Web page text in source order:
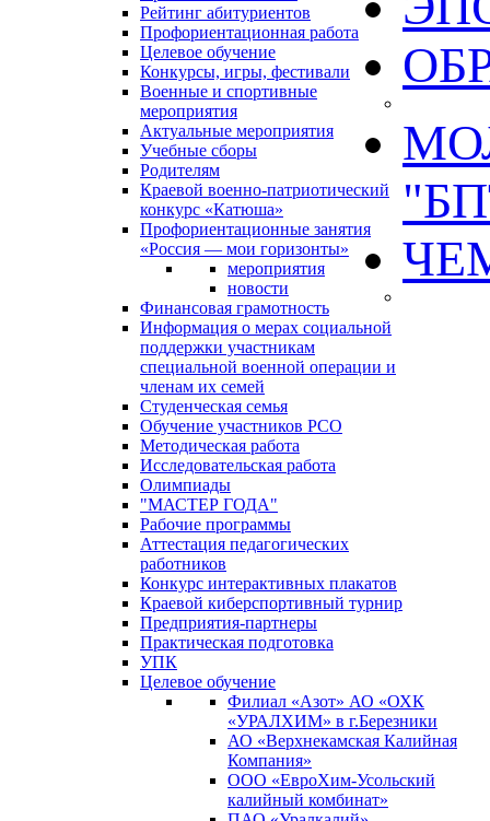
Рейтинг абитуриентов
Профориентационная работа
Целевое обучение
Конкурсы, игры, фестивали
Военные и спортивные
мероприятия
Актуальные мероприятия
Учебные сборы
Родителям
Краевой военно-патриотический
конкурс «Катюша»
Профориентационные занятия
«Россия — мои горизонты»
мероприятия
новости
Финансовая грамотность
Информация о мерах социальной
поддержки участникам
специальной военной операции и
членам их семей
Студенческая семья
Обучение участников РСО
Методическая работа
Исследовательская работа
Олимпиады
"МАСТЕР ГОДА"
Рабочие программы
Аттестация педагогических
работников
Конкурс интерактивных плакатов
Краевой киберспортивный турнир
Предприятия-партнеры
Практическая подготовка
УПК
Целевое обучение
Филиал «Азот» АО «ОХК
«УРАЛХИМ» в г.Березники
АО «Верхнекамская Калийная
Компания»
ООО «ЕвроХим-Усольский
калийный комбинат»